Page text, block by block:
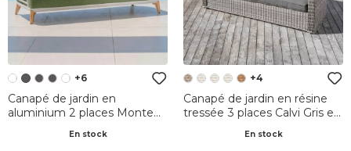
+6
Canapé de jardin en
aluminium 2 places Monte
En stock
+4
Canapé de jardin en résine
tressée 3 places Calvi Gris et
En stock